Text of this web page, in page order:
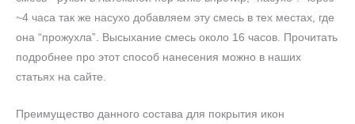
~4 часа так же насухо добавляем эту смесь в тех местах, где
она “прожухла”. Высыхание смесь около 16 часов. Прочитать
подробнее про этот способ нанесения можно в наших
статьях на сайте.
Преимущество данного состава для покрытия икон